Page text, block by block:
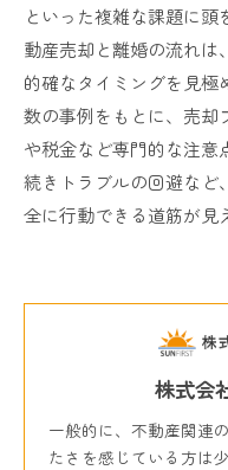
といった複雑な課題に
動産売却と離婚の流れは
的確なタイミングを見極
数の事例をもとに、売却
や税金など専門的な注意
続きトラブルの回避など
全に行動できる道筋が見
株式会
一般的に、不動産関連
たさを感じている方は